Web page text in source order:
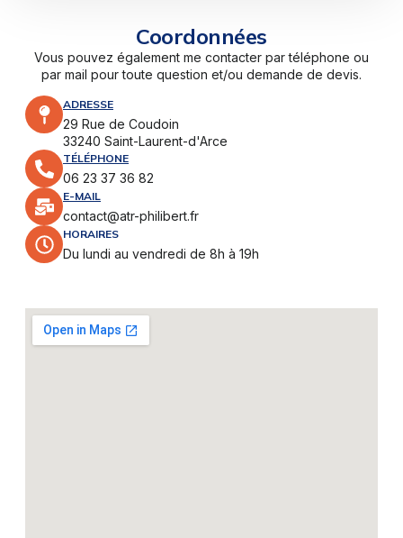
Coordonnées
Vous pouvez également me contacter par téléphone ou
par mail pour toute question et/ou demande de devis.
ADRESSE
29 Rue de Coudoin
33240 Saint-Laurent-d'Arce
TÉLÉPHONE
06 23 37 36 82
E-MAIL
contact@atr-philibert.fr
HORAIRES
Du lundi au vendredi de 8h à 19h